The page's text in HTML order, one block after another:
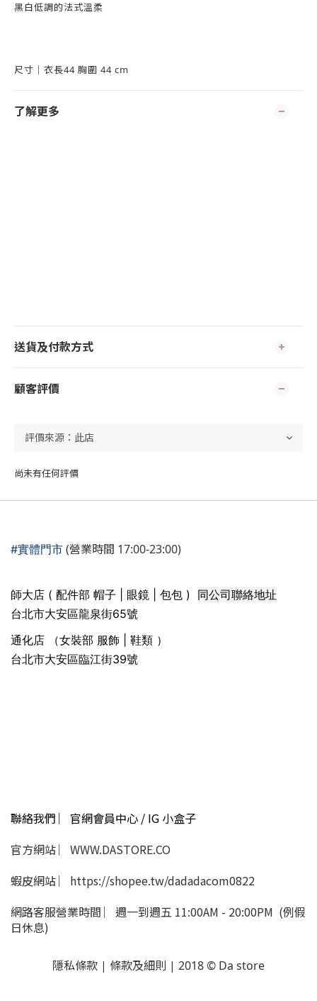
黑白低調的法式溫柔
尺寸｜衣長44 胸圍 44 cm
了解更多
送貨及付款方式
顧客評價
尚未有任何評價
#實體門市 (營業時間 17:00-23:00)
師大店 ( 配件部 帽子 | 眼鏡 | 包包 ) 同公司聯絡地址
台北市大安區龍泉街65號
通化店 （女裝部 服飾 | 鞋類 ）
台北市大安區臨江街39號
聯絡我們 ︳官網會員中心 / IG 小盒子
官方網站 ︳WWW.DASTORE.CO
蝦皮網站 ︳https://shopee.tw/dadadacom0822
網路客服營業時間 ︳週一到週五 11:00AM - 20:00PM (例假
日休息)
隱私條款 | 條款及細則 | 2018 © Da store